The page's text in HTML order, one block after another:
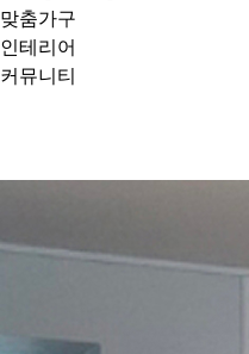
맞춤가구
인테리어
커뮤니티